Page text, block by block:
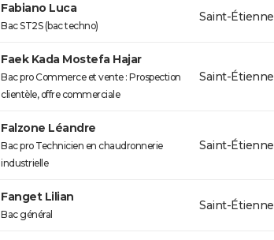
Fabiano Luca
Bac ST2S (bac techno)
Saint-Étienne
Faek Kada Mostefa Hajar
Bac pro Commerce et vente : Prospection
clientèle, offre commerciale
Saint-Étienne
Falzone Léandre
Bac pro Technicien en chaudronnerie
industrielle
Saint-Étienne
Fanget Lilian
Bac général
Saint-Étienne